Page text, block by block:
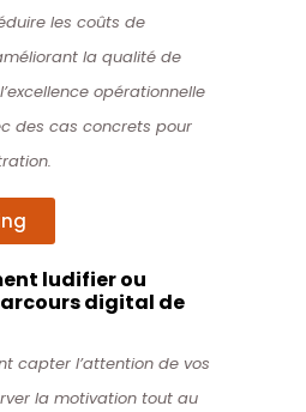
les coûts de
la qualité de
opérationnelle
des cas concrets pour
ludifier ou
digital de
capter l’attention de vos
la motivation tout au